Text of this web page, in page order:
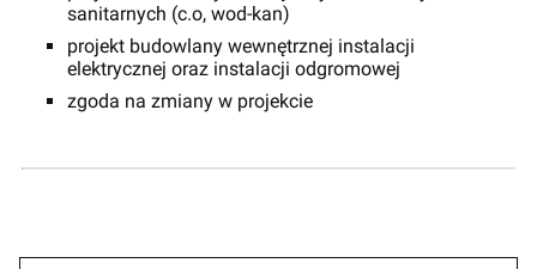
sanitarnych (c.o, wod-kan)
projekt budowlany wewnętrznej instalacji
elektrycznej oraz instalacji odgromowej
zgoda na zmiany w projekcie